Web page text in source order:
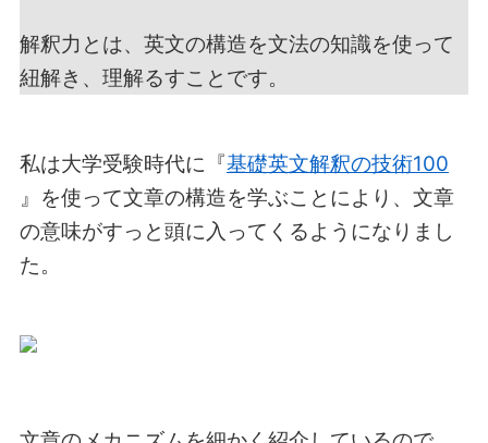
解釈力とは、英文の構造を文法の知識を使って
紐解き、理解るすことです。
私は大学受験時代に『基礎英文解釈の技術100
』を使って文章の構造を学ぶことにより、文章
の意味がすっと頭に入ってくるようになりまし
た。